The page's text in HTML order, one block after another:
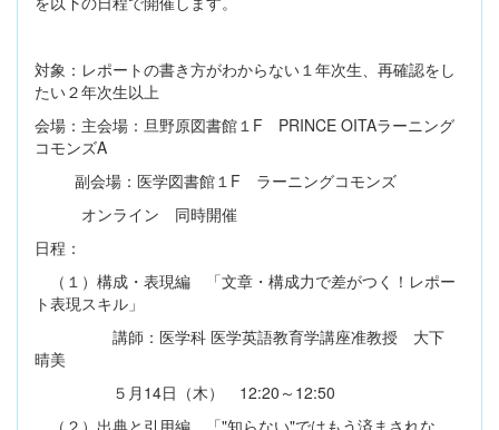
対象：レポートの書き方がわからない１年次生、再確認をし
たい２年次生以上
会場：主会場：旦野原図書館１F PRINCE OITAラーニング
コモンズA
副会場：医学図書館１F ラーニングコモンズ
オンライン 同時開催
日程：
（１）構成・表現編 「文章・構成力で差がつく！レポー
ト表現スキル」
講師：医学科 医学英語教育学講座准教授 大下
晴美
５月14日（木） 12:20～12:50